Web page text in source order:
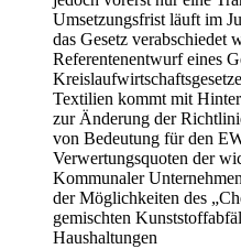
Umsetzungsfrist läuft im
das Gesetz
Referentenentwurf eines
Textilien kommt mit
zur Änderung der
von Bedeutung für den
Verwertungsquoten der
Kommunaler
der Möglichkeiten des
gemischten
Haushaltungen